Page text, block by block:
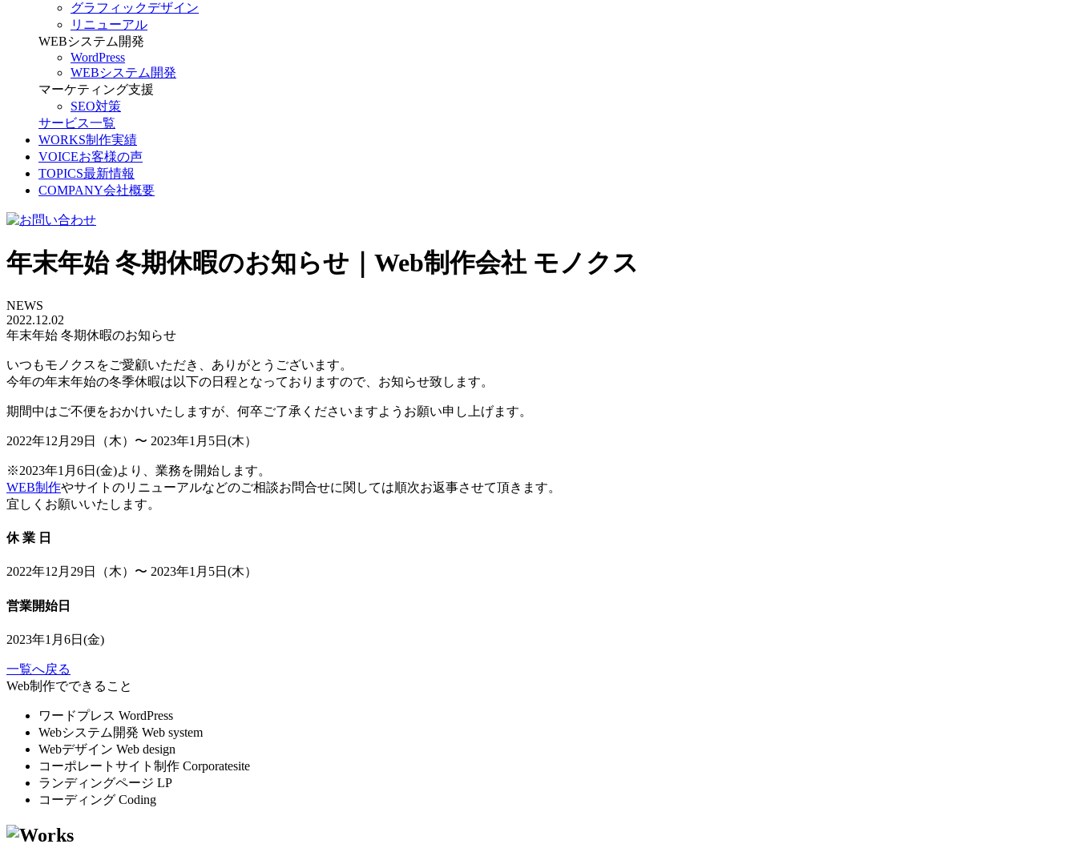
グラフィックデザイン
リニューアル
WEBシステム開発
WordPress
WEBシステム開発
マーケティング支援
SEO対策
サービス一覧
WORKS制作実績
VOICEお客様の声
TOPICS最新情報
COMPANY会社概要
年末年始 冬期休暇のお知らせ｜Web制作会社 モノクス
NEWS
2022.12.02
年末年始 冬期休暇のお知らせ
いつもモノクスをご愛顧いただき、ありがとうございます。
今年の年末年始の冬季休暇は以下の日程となっておりますので、お知らせ致します。
期間中はご不便をおかけいたしますが、何卒ご了承くださいますようお願い申し上げます。
2022年12月29日（木）〜 2023年1月5日(木）
※2023年1月6日(金)より、業務を開始します。
WEB制作やサイトのリニューアルなどのご相談お問合せに関しては順次お返事させて頂きます。
宜しくお願いいたします。
休 業 日
2022年12月29日（木）〜 2023年1月5日(木）
営業開始日
2023年1月6日(金)
一覧へ戻る
Web制作でできること
ワードプレス WordPress
Webシステム開発 Web system
Webデザイン Web design
コーポレートサイト制作 Corporatesite
ランディングページ LP
コーディング Coding